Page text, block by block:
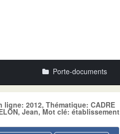
Porte-documents
2012, Thématique: CADRE
Jean, Mot clé: établissement